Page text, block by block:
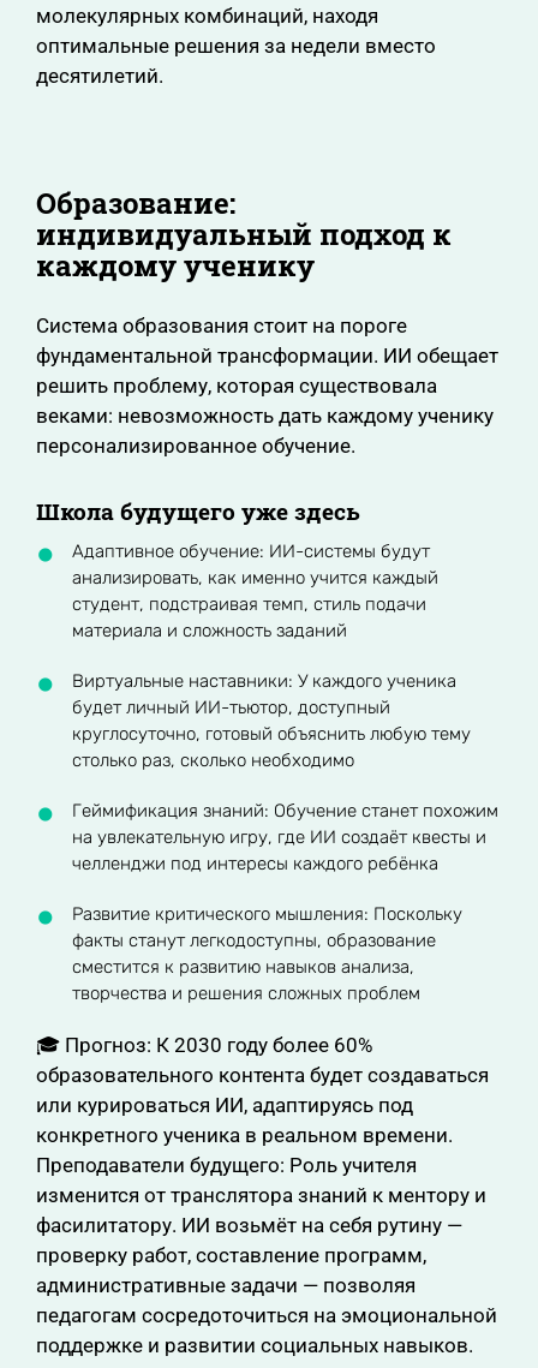
молекулярных комбинаций, находя
оптимальные решения за недели вместо
десятилетий.
Образование:
индивидуальный подход к
каждому ученику
Система образования стоит на пороге
фундаментальной трансформации. ИИ обещает
решить проблему, которая существовала
веками: невозможность дать каждому ученику
персонализированное обучение.
Школа будущего уже здесь
Адаптивное обучение: ИИ-системы будут
анализировать, как именно учится каждый
студент, подстраивая темп, стиль подачи
материала и сложность заданий
Виртуальные наставники: У каждого ученика
будет личный ИИ-тьютор, доступный
круглосуточно, готовый объяснить любую тему
столько раз, сколько необходимо
Геймификация знаний: Обучение станет похожим
на увлекательную игру, где ИИ создаёт квесты и
челленджи под интересы каждого ребёнка
Развитие критического мышления: Поскольку
факты станут легкодоступны, образование
сместится к развитию навыков анализа,
творчества и решения сложных проблем
🎓 Прогноз: К 2030 году более 60%
образовательного контента будет создаваться
или курироваться ИИ, адаптируясь под
конкретного ученика в реальном времени.
Преподаватели будущего: Роль учителя
изменится от транслятора знаний к ментору и
фасилитатору. ИИ возьмёт на себя рутину —
проверку работ, составление программ,
административные задачи — позволяя
педагогам сосредоточиться на эмоциональной
поддержке и развитии социальных навыков.